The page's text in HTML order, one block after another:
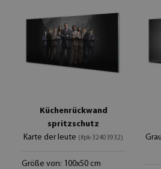
Küchenrückwand
spritzschutz
Karte der leute (#pk-32403932)
Größe von: 100x50 cm